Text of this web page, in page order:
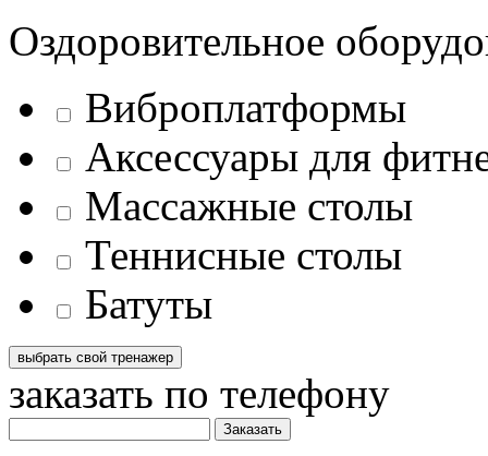
Оздоровительное
Виброплатформы
Аксессуары для
Массажные столы
Теннисные столы
Батуты
заказать по телефону